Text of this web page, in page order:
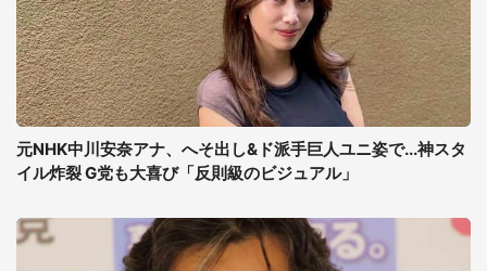
元NHK中川安奈アナ、へそ出し&ド派手巨人ユニ姿で...神スタ
イル炸裂 G党も大喜び「反則級のビジュアル」